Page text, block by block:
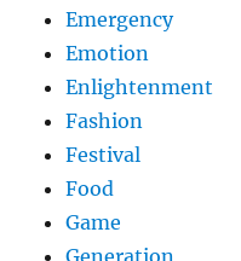
Emergency
Emotion
Enlightenment
Fashion
Festival
Food
Game